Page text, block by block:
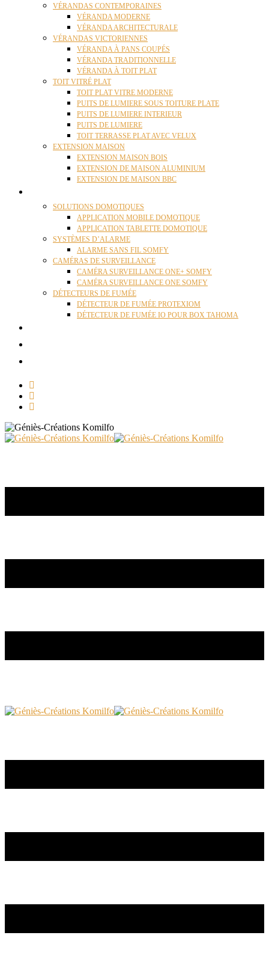
VÉRANDAS CONTEMPORAINES
VÉRANDA MODERNE
VÉRANDA ARCHITECTURALE
VÉRANDAS VICTORIENNES
VÉRANDA À PANS COUPÉS
VÉRANDA TRADITIONNELLE
VÉRANDA À TOIT PLAT
TOIT VITRÉ PLAT
TOIT PLAT VITRE MODERNE
PUITS DE LUMIERE SOUS TOITURE PLATE
PUITS DE LUMIERE INTERIEUR
PUITS DE LUMIERE
TOIT TERRASSE PLAT AVEC VELUX
EXTENSION MAISON
EXTENSION MAISON BOIS
EXTENSION DE MAISON ALUMINIUM
EXTENSION DE MAISON BBC
SOLUTIONS DOMOTIQUES
APPLICATION MOBILE DOMOTIQUE
APPLICATION TABLETTE DOMOTIQUE
SYSTÈMES D’ALARME
ALARME SANS FIL SOMFY
CAMÉRAS DE SURVEILLANCE
CAMÉRA SURVEILLANCE ONE+ SOMFY
CAMÉRA SURVEILLANCE ONE SOMFY
DÉTECTEURS DE FUMÉE
DÉTECTEUR DE FUMÉE PROTEXIOM
DÉTECTEUR DE FUMÉE IO POUR BOX TAHOMA